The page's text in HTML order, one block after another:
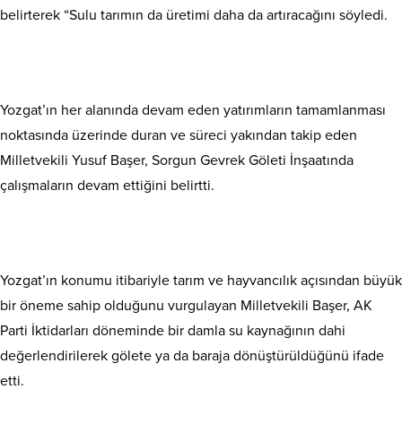
belirterek “Sulu tarımın da üretimi daha da artıracağını söyledi.
Yozgat’ın her alanında devam eden yatırımların tamamlanması
noktasında üzerinde duran ve süreci yakından takip eden
Milletvekili Yusuf Başer, Sorgun Gevrek Göleti İnşaatında
çalışmaların devam ettiğini belirtti.
Yozgat’ın konumu itibariyle tarım ve hayvancılık açısından büyük
bir öneme sahip olduğunu vurgulayan Milletvekili Başer, AK
Parti İktidarları döneminde bir damla su kaynağının dahi
değerlendirilerek gölete ya da baraja dönüştürüldüğünü ifade
etti.